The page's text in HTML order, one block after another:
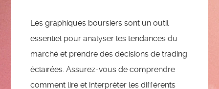
Les graphiques boursiers sont un outil
essentiel pour analyser les tendances du
marché et prendre des décisions de trading
éclairées. Assurez-vous de comprendre
comment lire et interpréter les différents